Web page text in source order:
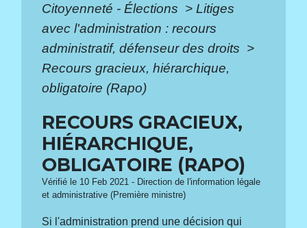
Citoyenneté - Élections > Litiges
avec l'administration : recours
administratif, défenseur des droits >
Recours gracieux, hiérarchique,
obligatoire (Rapo)
RECOURS GRACIEUX,
HIÉRARCHIQUE,
OBLIGATOIRE (RAPO)
Vérifié le 10 Feb 2021 - Direction de l'information légale
et administrative (Première ministre)
Si l'administration prend une décision qui